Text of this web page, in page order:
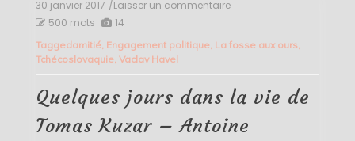
30 janvier 2017 /Laisser un commentaireon
dans
de
Tomas
–
500 mots 14
Taggedamitié Engagement politique, La fosse aux ours
Tchécoslovaquie, Vaclav Havel
Quelques jours dans la vie de
Tomas Kuzar – Antoine